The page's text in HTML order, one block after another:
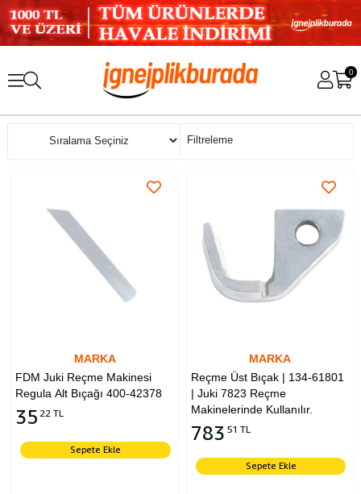
0
Filtreleme
Sıralama
MARKA
FDM Juki Reçme Makinesi
Regula Alt Bıçağı 400-42378
35 22 TL
Sepete Ekle
MARKA
Reçme Üst Bıçak | 134-61801
| Juki 7823 Reçme
Makinelerinde Kullanılır.
783 51 TL
Sepete Ekle